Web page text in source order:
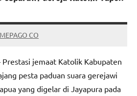
MEPAGO CO
Prestasi jemaat Katolik Kabupaten
pesta paduan suara gerejawi
yang digelar di Jayapura pada